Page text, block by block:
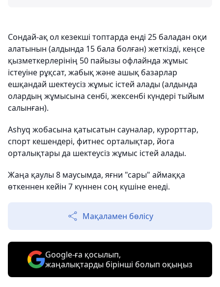
Сондай-ақ ол кезекші топтарда енді 25 баладан оқи
алатынын (алдында 15 бала болған) жеткізді, кеңсе
қызметкерлерінің 50 пайызы офлайнда жұмыс
істеуіне рұқсат, жабық және ашық базарлар
ешқандай шектеусіз жұмыс істей алады (алдында
олардың жұмысына сенбі, жексенбі күндері тыйым
салынған).
Ashyq жобасына қатысатын сауналар, курорттар,
спорт кешендері, фитнес орталықтар, йога
орталықтары да шектеусіз жұмыс істей алады.
Жаңа қаулы 8 маусымда, яғни "сары" аймаққа
өткеннен кейін 7 күннен соң күшіне енеді.
Мақаламен бөлісу
Google-ға қосылып,
жаңалықтарды бірінші болып оқыңыз